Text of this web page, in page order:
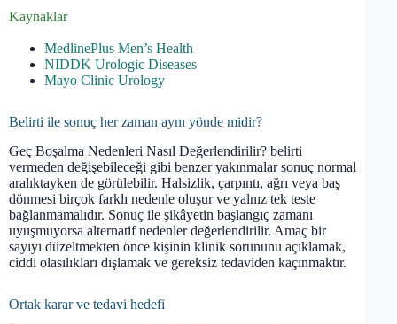
Kaynaklar
MedlinePlus Men’s Health
NIDDK Urologic Diseases
Mayo Clinic Urology
Belirti ile sonuç her zaman aynı yönde midir?
Geç Boşalma Nedenleri Nasıl Değerlendirilir? belirti
vermeden değişebileceği gibi benzer yakınmalar sonuç normal
aralıktayken de görülebilir. Halsizlik, çarpıntı, ağrı veya baş
dönmesi birçok farklı nedenle oluşur ve yalnız tek teste
bağlanmamalıdır. Sonuç ile şikâyetin başlangıç zamanı
uyuşmuyorsa alternatif nedenler değerlendirilir. Amaç bir
sayıyı düzeltmekten önce kişinin klinik sorununu açıklamak,
ciddi olasılıkları dışlamak ve gereksiz tedaviden kaçınmaktır.
Ortak karar ve tedavi hedefi